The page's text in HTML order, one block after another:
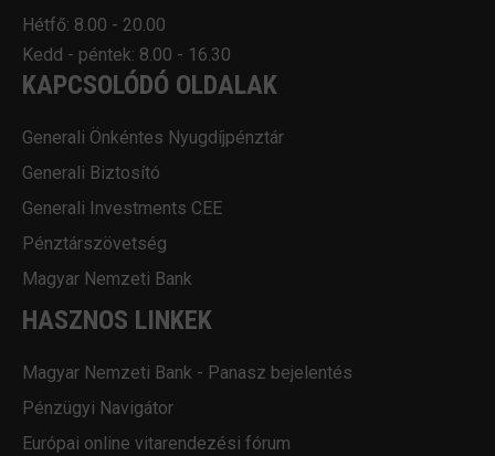
Hétfő: 8.00 - 20.00
Kedd - péntek: 8.00 - 16.30
KAPCSOLÓDÓ OLDALAK
Generali Önkéntes Nyugdíjpénztár
Generali Biztosító
Generali Investments CEE
Pénztárszövetség
Magyar Nemzeti Bank
HASZNOS LINKEK
Magyar Nemzeti Bank - Panasz bejelentés
Pénzügyi Navigátor
Európai online vitarendezési fórum